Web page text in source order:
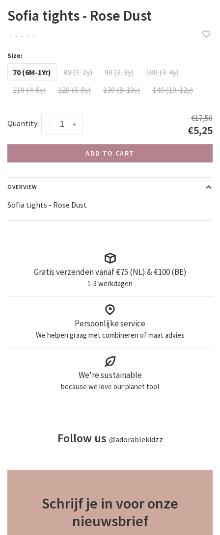
Sofia tights - Rose Dust
• • • • •
Size:
70 (6M-1Yr) 80 (1-2y) 90 (2-3y)
100 (3-4y)
110 (4-6y)
120 (6-8y) 130 (8-10y) 140 (10-12y)
Quantity: +
-
€17,50
€5,25
ADD TO CART
OVERVIEW
Sofia tights - Rose Dust
Gratis verzenden vanaf €75 (NL) & €100 (BE)
1-3 werkdagen
Persoonlijke service
We helpen graag met combineren of maat advies
We're sustainable
because we love our planet too!
Follow us @adorablekidzz
Schrijf je in voor onze
nieuwsbrief